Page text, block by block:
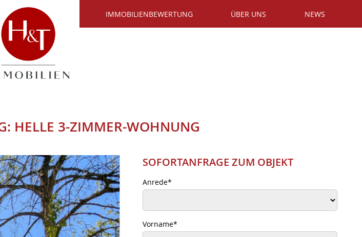
IMMOBILIENBEWERTUNG ÜBER UNS NEWS
HELLE 3-ZIMMER-WOHNUNG
SOFORTANFRAGE ZUM OBJEKT
Anrede*
Vorname*